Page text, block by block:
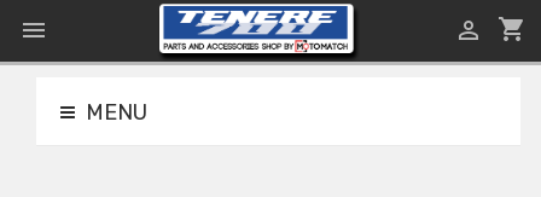
 shopping_cart

MENU